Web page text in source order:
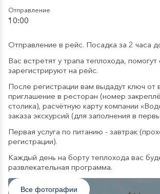
Отправление
10:00
Отправление в рейс. Посадка за 2 часа
Вас встретят у трапа теплохода,
зарегистрируют на рейс.
После регистрации вам выдадут ключ от
приглашение в ресторан (номер
столика), расчётную карту компании
заказа экскурсий (для заполнения в
Первая услуга по питанию - завтрак
регистрации).
Каждый день на борту теплохода вас
развлекательная программа.
Все фотографии